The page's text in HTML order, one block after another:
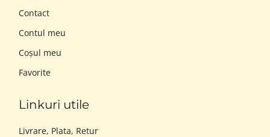
Contact
Contul meu
Coșul meu
Favorite
Linkuri utile
Livrare, Plata, Retur